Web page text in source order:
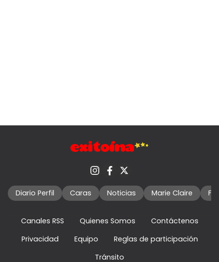
Diario Perfil Caras Noticias Marie Claire
Canales RSS Quienes Somos
Contáctenos
Privacidad
Equipo
Reglas de participación
Tránsito